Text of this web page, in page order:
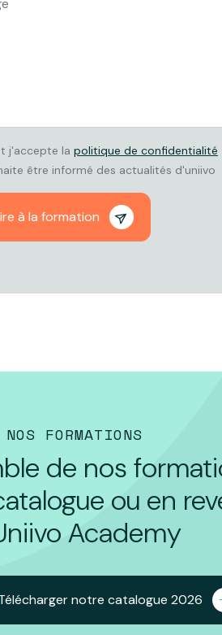
j'accepte la politique de confidentialité
être informé des actualités d'uniivo
à la formation
FORMATIONS
de nos
ou en
Academy
notre catalogue 2026